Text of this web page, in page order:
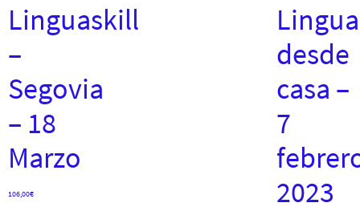
Linguaskill
–
Segovia
– 18
Marzo
106,00€
desde
casa –
7
2023